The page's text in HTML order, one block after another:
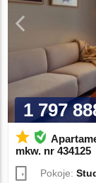
1 797
mkw. nr 434125
Pokoje: